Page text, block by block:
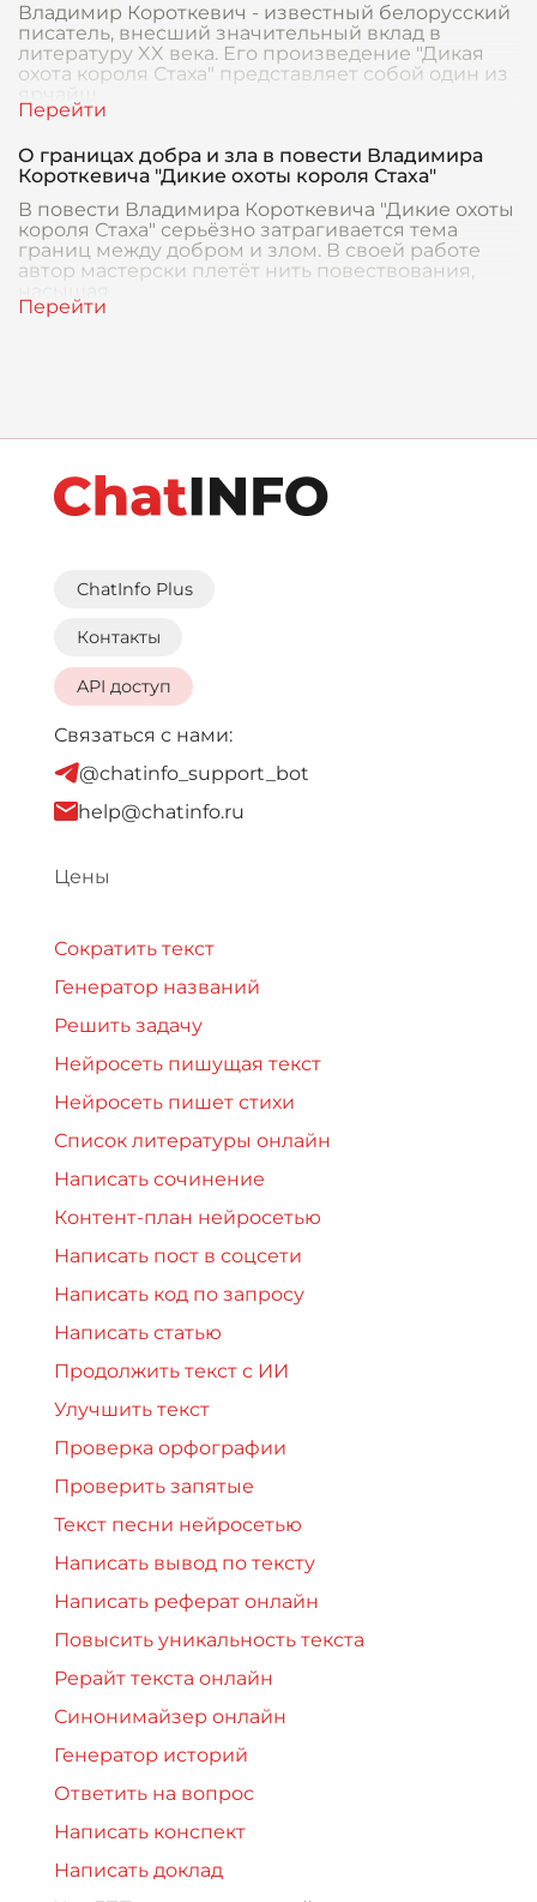
Владимир Короткевич - известный белорусский
писатель, внесший значительный вклад в
литературу XX века. Его произведение "Дикая
охота короля Стаха" представляет собой один из
О границах добра и зла в повести Владимира
Короткевича "Дикие охоты короля Стаха"
В повести Владимира Короткевича "Дикие охоты
короля Стаха" серьёзно затрагивается тема
границ между добром и злом. В своей работе
автор мастерски плетёт нить повествования,
ChatInfo Plus
Контакты
API доступ
Связаться с нами:
@chatinfo_support_bot
help@chatinfo.ru
Цены
Сократить текст
Генератор названий
Решить задачу
Нейросеть пишущая текст
Нейросеть пишет стихи
Список литературы онлайн
Написать сочинение
Контент-план нейросетью
Написать пост в соцсети
Написать код по запросу
Написать статью
Продолжить текст с ИИ
Улучшить текст
Проверка орфографии
Проверить запятые
Текст песни нейросетью
Написать вывод по тексту
Написать реферат онлайн
Повысить уникальность текста
Рерайт текста онлайн
Синонимайзер онлайн
Генератор историй
Ответить на вопрос
Написать конспект
Написать доклад